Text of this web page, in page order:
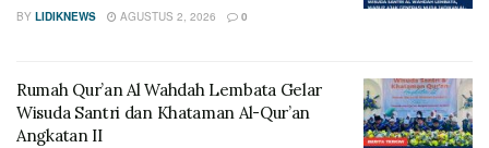
BY LIDIKNEWS AGUSTUS 2, 2026 0
Rumah Qur’an Al Wahdah Lembata Gelar
Wisuda Santri dan Khataman Al-Qur’an
Angkatan II